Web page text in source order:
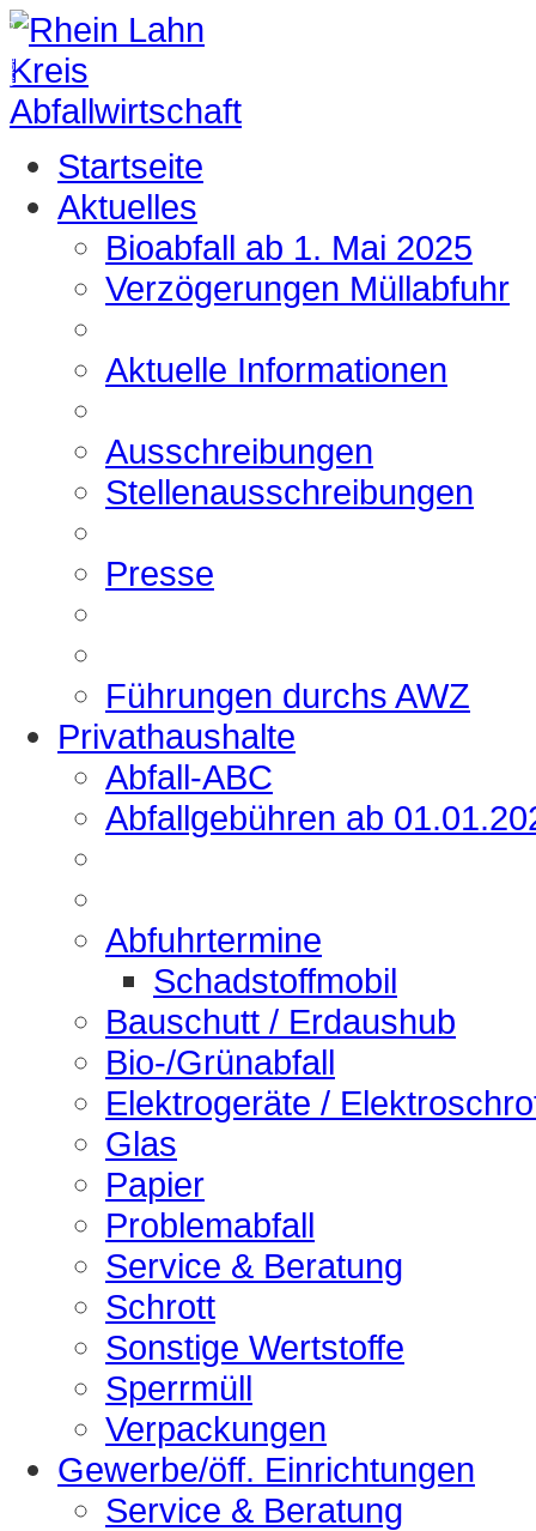
Startseite
Aktuelles
Bioabfall ab 1. Mai 2025
Verzögerungen Müllabfuhr
Aktuelle Informationen
Ausschreibungen
Stellenausschreibungen
Presse
Führungen durchs AWZ
Privathaushalte
Abfall-ABC
Abfallgebühren ab
Abfuhrtermine
Schadstoffmobil
Bauschutt / Erdaushub
Bio-/Grünabfall
Elektrogeräte /
Glas
Papier
Problemabfall
Service & Beratung
Schrott
Sonstige Wertstoffe
Sperrmüll
Verpackungen
Gewerbe/öff. Einrichtungen
Service & Beratung
IMAGEVIDEO